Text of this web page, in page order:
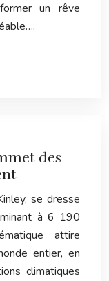
un rêve
des
se dresse
à 6 190
attire
entier, en
climatiques